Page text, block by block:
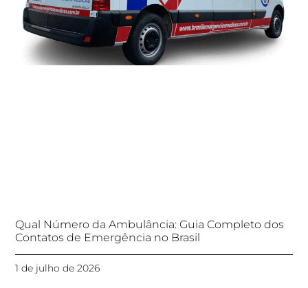
Qual Número da Ambulância: Guia Completo dos
Contatos de Emergência no Brasil
1 de julho de 2026